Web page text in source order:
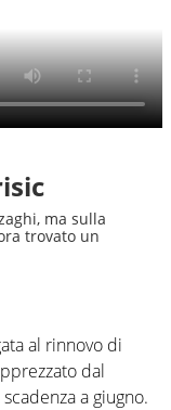
ma sulla
trovato un
al rinnovo di
dal
a giugno.